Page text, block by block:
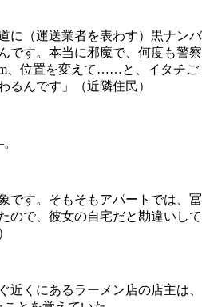
に（運送業者を表わす）黒ナンバ
です。本当に邪魔で、何度も警察
、位置を変えて……と、イタチご
るんです」（近隣住民）
です。そもそもアパートでは、冨
ので、彼女の自宅だと勘違いして
くにあるラーメン店の店主は、